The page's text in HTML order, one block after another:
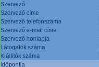
Szervező
Szervező címe
Szervező telefonszáma
Szervező e-mail címe
Szervező honlapja
Látogatók száma
Kiállítók száma
Időpontja